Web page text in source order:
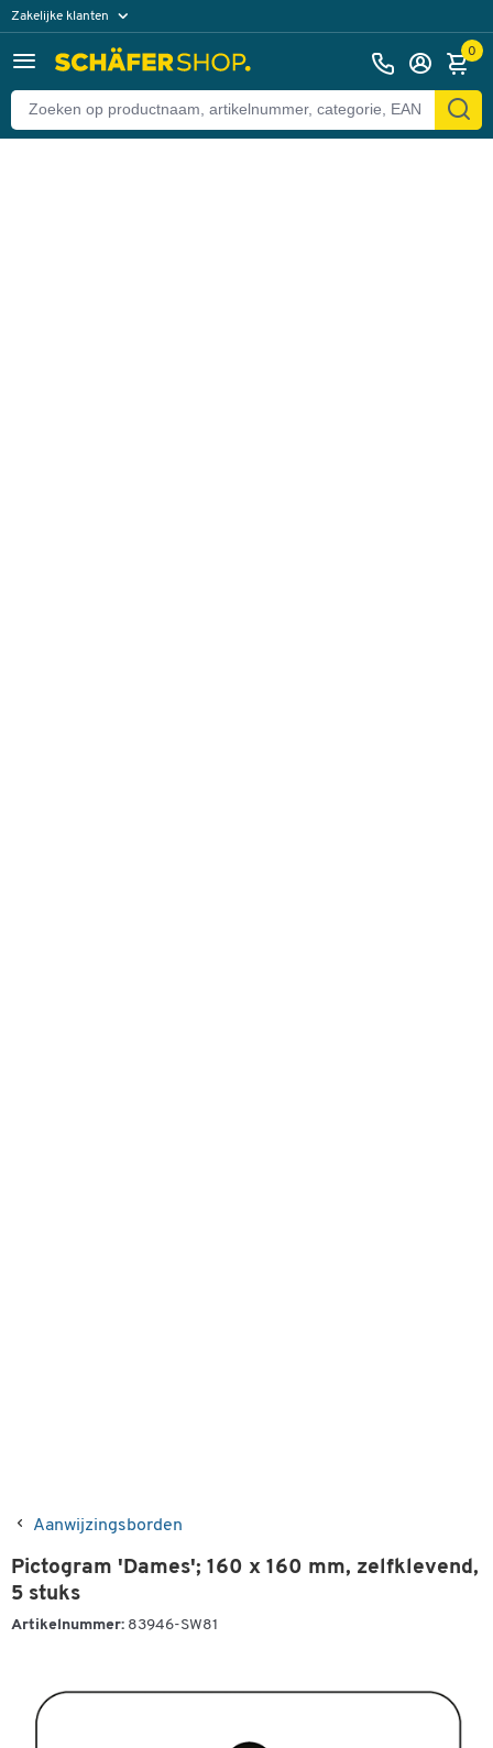
Zakelijke klanten
Particuliere klanten 0
Aanwijzingsborden
Pictogram 'Dames'; 160 x 160 mm, zelfklevend,
5 stuks
Artikelnummer: 83946-SW81
Terug